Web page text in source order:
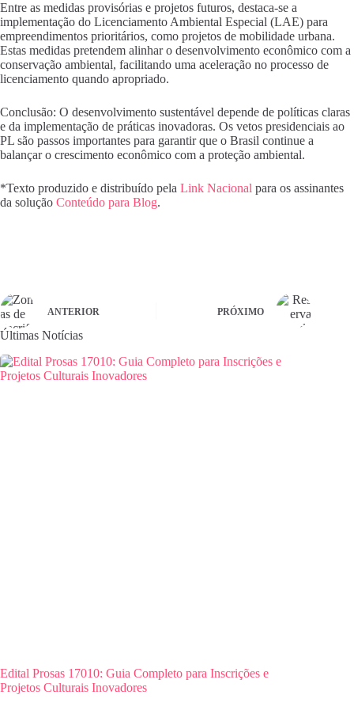
Entre as medidas provisórias e projetos futuros, destaca-se a
implementação do Licenciamento Ambiental Especial (LAE) para
empreendimentos prioritários, como projetos de mobilidade urbana.
Estas medidas pretendem alinhar o desenvolvimento econômico com a
conservação ambiental, facilitando uma aceleração no processo de
licenciamento quando apropriado.
Conclusão: O desenvolvimento sustentável depende de políticas claras
e da implementação de práticas inovadoras. Os vetos presidenciais ao
PL são passos importantes para garantir que o Brasil continue a
balançar o crescimento econômico com a proteção ambiental.
*Texto produzido e distribuído pela Link Nacional para os assinantes
da solução Conteúdo para Blog.
ANTERIOR PRÓXIMO
Últimas Notícias
Edital Prosas 17010: Guia Completo para Inscrições e
Projetos Culturais Inovadores